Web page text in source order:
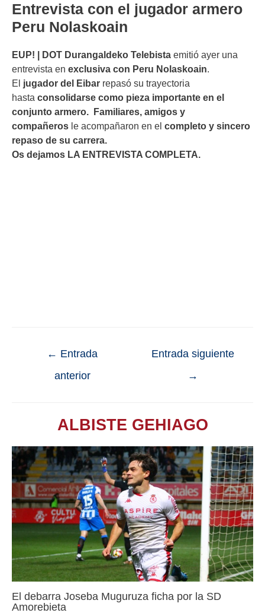
Entrevista con el jugador armero
Peru Nolaskoain
EUP! | DOT Durangaldeko Telebista emitió ayer una
entrevista en exclusiva con Peru Nolaskoain.
El jugador del Eibar repasó su trayectoria
hasta consolidarse como pieza importante en el
conjunto armero. Familiares, amigos y
compañeros le acompañaron en el completo y sincero
repaso de su carrera.
Os dejamos LA ENTREVISTA COMPLETA.
← Entrada
anterior
Entrada siguiente
→
ALBISTE GEHIAGO
El debarra Joseba Muguruza ficha por la SD
Amorebieta